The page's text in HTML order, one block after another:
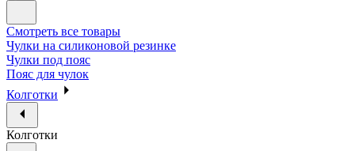
Смотреть все товары
Чулки на силиконовой резинке
Чулки под пояс
Пояс для чулок
Колготки
Колготки